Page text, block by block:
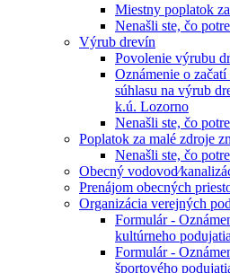
Miestny poplatok
Nenašli ste, čo
Výrub drevín
Povolenie výrubu
Oznámenie o
súhlasu na výrub
k.ú. Lozorno
Nenašli ste, čo
Poplatok za malé zdroje
Nenašli ste, čo
Obecný
Prenájom obecných
Organizácia verejných
Formulár -
kultúrneho podujatia
Formulár -
športového